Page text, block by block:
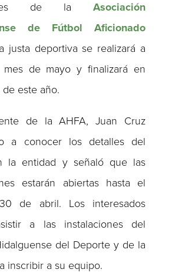
de la Asociación
de Fútbol Aficionado
justa deportiva se realizará a
de mayo y finalizará en
este año.
de la AHFA, Juan Cruz
a conocer los detalles del
la entidad y señaló que las
estarán abiertas hasta el
de abril. Los interesados
a las instalaciones del
del Deporte y de la
inscribir a su equipo.